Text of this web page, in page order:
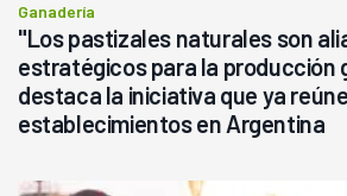
Ganadería
"Los pastizales naturales son
estratégicos para la producción
destaca la iniciativa que ya
establecimientos en Argentina